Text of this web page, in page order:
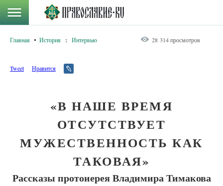
Главная История : Интервью 28 314 просмотров
Tweet Нравится
«В НАШЕ ВРЕМЯ
ОТСУТСТВУЕТ
МУЖЕСТВЕННОСТЬ КАК
ТАКОВАЯ»
Рассказы протоиерея Владимира Тимакова